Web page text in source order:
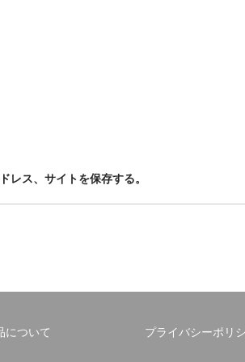
レス、サイトを保存する。
について プライバシーポリ